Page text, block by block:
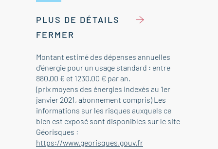
PLUS DE DÉTAILS
FERMER
Montant estimé des dépenses annuelles
d'énergie pour un usage standard : entre
880.00 € et 1230.00 € par an.
(prix moyens des énergies indexés au 1er
janvier 2021, abonnement compris) Les
informations sur les risques auxquels ce
bien est exposé sont disponibles sur le site
Géorisques :
https://www.georisques.gouv.fr